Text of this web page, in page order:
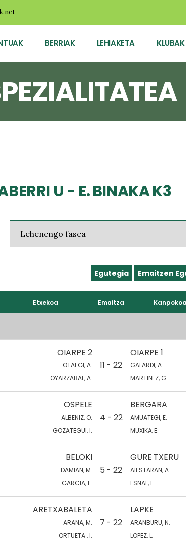
BERRIAK LEHIAKETA KLUBAK
U - E. BINAKA K3
Egutegia Emaitzen
Etxekoa Emaitza Kanpokoa
OIARPE 2
OTAEGI, A.
OYARZABAL, A.
11 - 22
OIARPE 1
GALARDI, A.
MARTINEZ, G.
OSPELE
ALBENIZ, O.
GOZATEGUI, I.
4 - 22
BERGARA
AMUATEGI, E.
MUXIKA, E.
BELOKI
DAMIAN, M.
GARCIA, E.
5 - 22
GURE TXERU
AIESTARAN, A.
ESNAL, E.
ARETXABALETA
ARANA, M.
ORTUETA , I.
7 - 22
LAPKE
ARANBURU, N.
LOPEZ, L.